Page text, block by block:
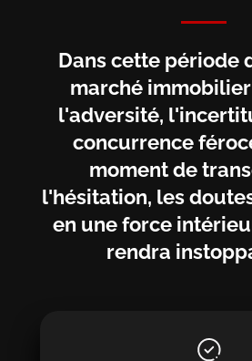
Dans cette période
marché
l'adversité,
concurrence
moment de
l'hésitation, les
en une force
rendra